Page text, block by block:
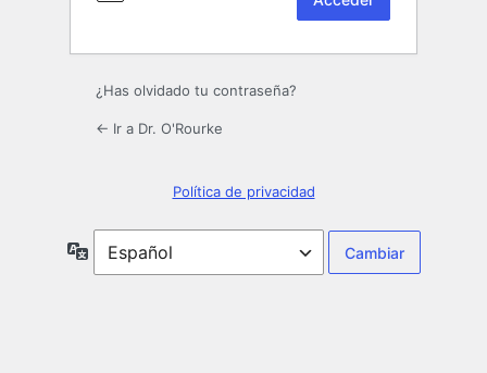
¿Has olvidado tu contraseña?
← Ir a Dr. O'Rourke
Política de privacidad
Idioma